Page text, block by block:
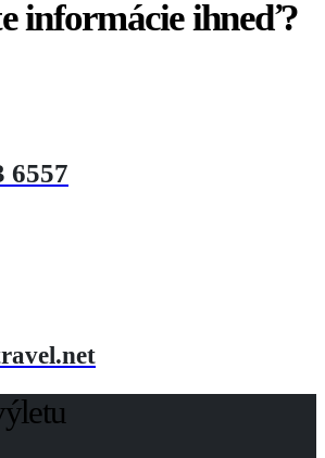
informácie ihneď?
6557